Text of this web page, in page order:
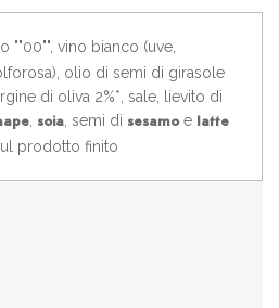
""00"", vino bianco (uve,
olio di semi di girasole
di oliva 2%*, sale, lievito di
soia , semi di sesamoe latte
prodotto finito